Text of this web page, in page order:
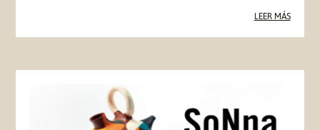
LEER MÁS